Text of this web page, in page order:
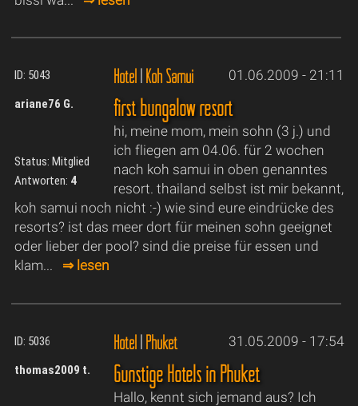
ID: 5043 Hotel|Koh Samui 01.06.2009 - 21:11
ariane76 G.
Status: Mitglied
Antworten: 4
first bungalow resort
hi, meine mom, mein sohn (3 j.) und
ich fliegen am 04.06. für 2 wochen
nach koh samui in oben genanntes
resort. thailand selbst ist mir bekannt,
koh samui noch nicht :-) wie sind eure eindrücke des
resorts? ist das meer dort für meinen sohn geeignet
oder lieber der pool? sind die preise für essen und
klam... ⇒ lesen
ID: 5036 Hotel|Phuket 31.05.2009 - 17:54
thomas2009 t. Günstige Hotels in Phuket
Hallo, kennt sich jemand aus? Ich